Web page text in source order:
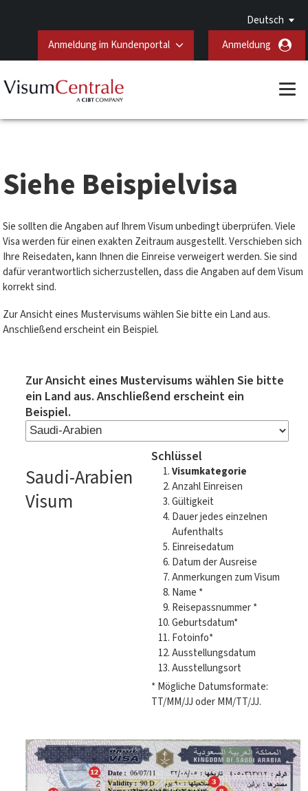
Deutsch
Anmeldung im Kundenportal
Anmeldung
Siehe Beispielvisa
Sie sollten die Angaben auf Ihrem Visum unbedingt überprüfen. Viele
Visa werden für einen exakten Zeitraum ausgestellt. Verschieben sich
Ihre Reisedaten, kann Ihnen die Einreise verweigert werden. Sie sind
dafür verantwortlich sicherzustellen, dass die Angaben auf dem Visum
korrekt sind.
Zur Ansicht eines Mustervisums wählen Sie bitte ein Land aus.
Anschließend erscheint ein Beispiel.
Zur Ansicht eines Mustervisums wählen Sie bitte
ein Land aus. Anschließend erscheint ein
Beispiel.
Schlüssel
Visumkategorie
Anzahl Einreisen
Gültigkeit
Dauer jedes einzelnen
Aufenthalts
Einreisedatum
Datum der Ausreise
Anmerkungen zum Visum
Name *
Reisepassnummer *
Geburtsdatum*
Fotoinfo*
Ausstellungsdatum
Ausstellungsort
* Mögliche Datumsformate:
TT/MM/JJ oder MM/TT/JJ.
Saudi-Arabien
Visum